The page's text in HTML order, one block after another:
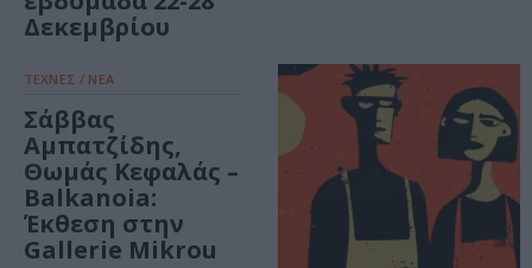
Δεκεμβρίου
ΤΕΧΝΕΣ / ΝΕΑ
Σάββας
Αμπατζίδης,
Θωμάς Κεφαλάς –
Balkanoia:
Έκθεση στην
Gallerie Mikrou